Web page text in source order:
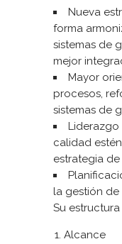
Nueva
forma
sistemas de
mejor
Mayor
procesos,
sistemas de
calidad
estrategia
la gestión de
Su
Alcance